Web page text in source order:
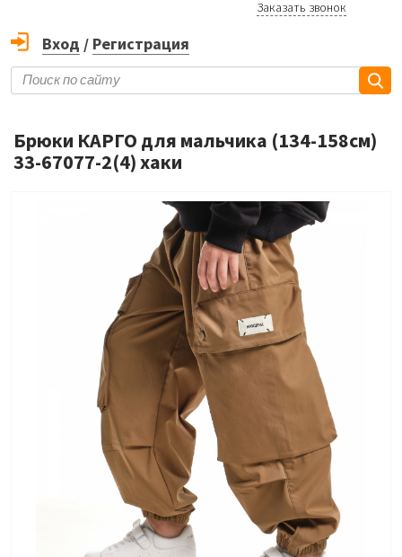
Заказать звонок
Вход / Регистрация
Брюки КАРГО для мальчика (134-158см)
33-67077-2(4) хаки